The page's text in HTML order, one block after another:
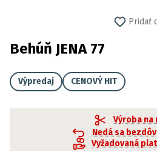
Pridať
Behúň JENA 77
Výpredaj CENOVÝ HIT
Výroba na
Nedá sa
Vyžadovaná